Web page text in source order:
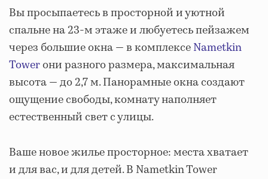
Вы просыпаетесь в просторной и уютной
спальне на 23-м этаже и любуетесь пейзажем
через большие окна — в комплексеNametkin
Towerони разного размера, максимальная
высота — до 2,7 м. Панорамные окна создают
ощущение свободы, комнату наполняет
естественный свет с улицы.
Ваше новое жилье просторное: места хватает
и для вас, и для детей. В Nametkin Tower